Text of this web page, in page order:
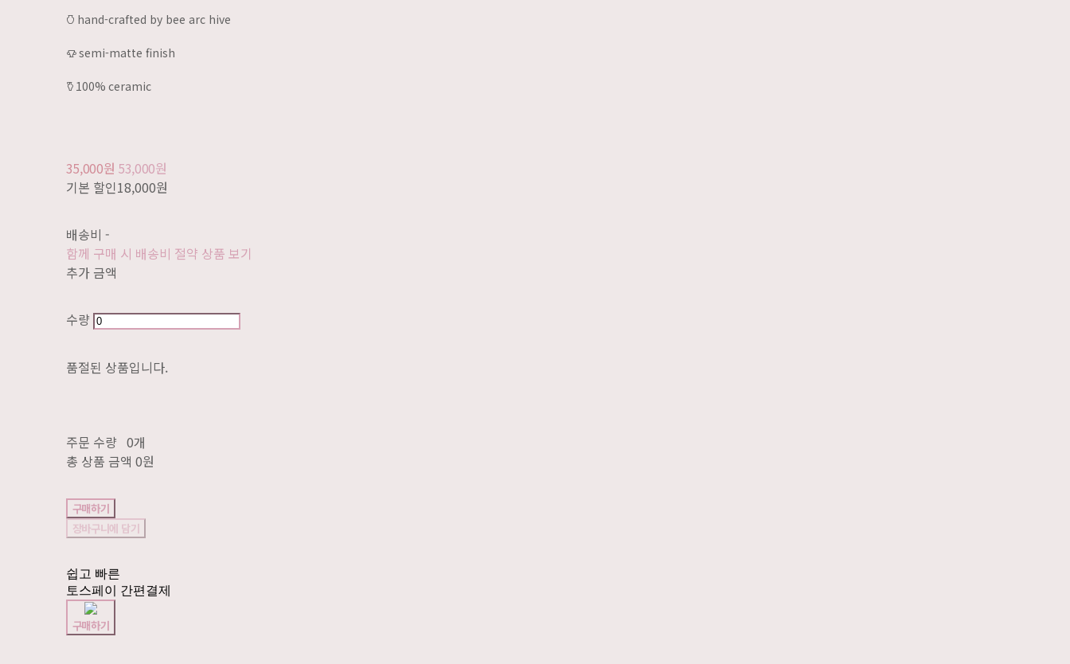
𐃡 hand-crafted by bee arc hive
𐃫 semi-matte finish
𐃤 100% ceramic
35,000원 53,000원
기본 할인18,000원
배송비 -
함께 구매 시 배송비 절약 상품 보기
추가 금액
수량
품절된 상품입니다.
주문 수량 0개
총 상품 금액 0원
구매하기
장바구니에 담기
쉽고 빠른
토스페이 간편결제
구매하기